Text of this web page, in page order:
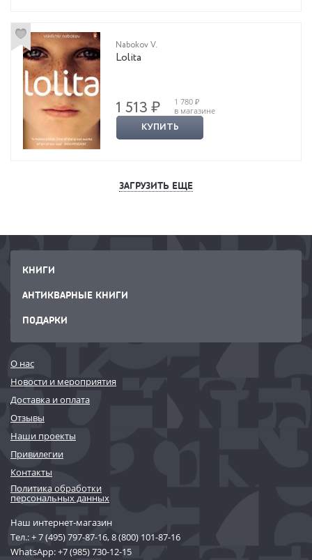
Nabokov V.
Lolita
1 513 ₽
1 780 ₽
в магазине
КУПИТЬ
ЗАГРУЗИТЬ ЕЩЕ
КНИГИ
АНТИКВАРНЫЕ КНИГИ
ПОДАРКИ
О нас
Новости и мероприятия
Доставка и оплата
Отзывы
Наши проекты
Привилегии
Контакты
Политика обработки
персональных данных
Наш интернет-магазин
Тел.:+ 7 (495) 797-87-16,8 (800) 101-87-16
WhatsApp:+7 (985) 730-12-15